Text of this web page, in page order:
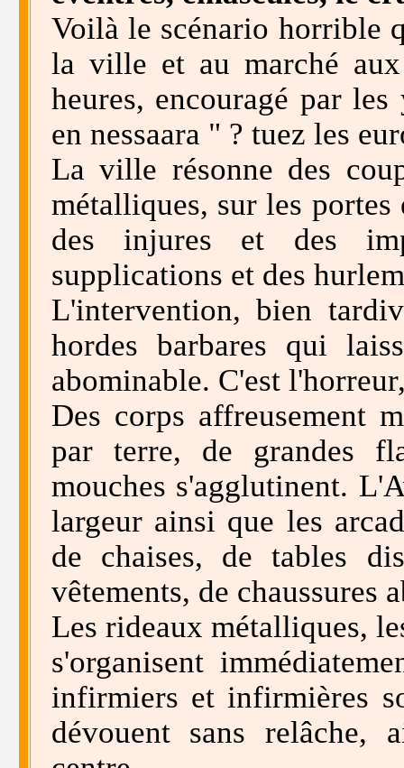
Voilà le scénario horrible
la ville et au marché aux
heures, encouragé par
en nessaara " ? tuez les
La ville résonne des
métalliques, sur les portes
des injures et des
supplications et des
L'intervention, bien
hordes barbares qui
abominable. C'est
Des corps affreusement
par terre, de grandes
mouches s'agglutinent.
largeur ainsi que les
de chaises, de tables
vêtements, de chaussures
Les rideaux métalliques,
s'organisent
infirmiers et infirmières
dévouent sans relâche,